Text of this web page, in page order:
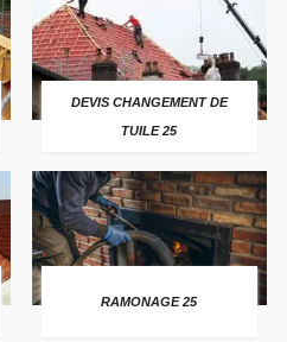
DEVIS CHANGEMENT DE
TUILE 25
RAMONAGE 25